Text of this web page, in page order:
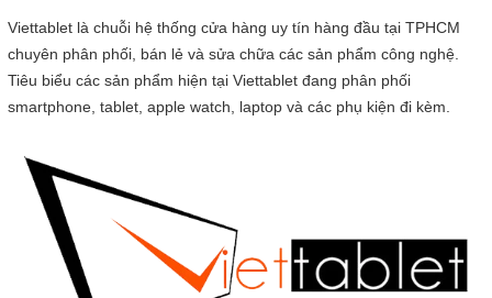
Viettablet là chuỗi hệ thống cửa hàng uy tín hàng đầu tại TPHCM
chuyên phân phối, bán lẻ và sửa chữa các sản phẩm công nghệ.
Tiêu biểu các sản phẩm hiện tại Viettablet đang phân phối
smartphone, tablet, apple watch, laptop và các phụ kiện đi kèm.